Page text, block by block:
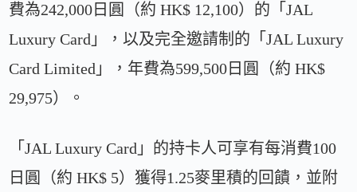
費為242,000日圓（約 HK$ 12,100）的「JAL
Luxury Card」，以及完全邀請制的「JAL Luxury
Card Limited」，年費為599,500日圓（約 HK$
29,975）。
「JAL Luxury Card」的持卡人可享有每消費100
日圓（約 HK$ 5）獲得1.25麥里積的回饋，並附